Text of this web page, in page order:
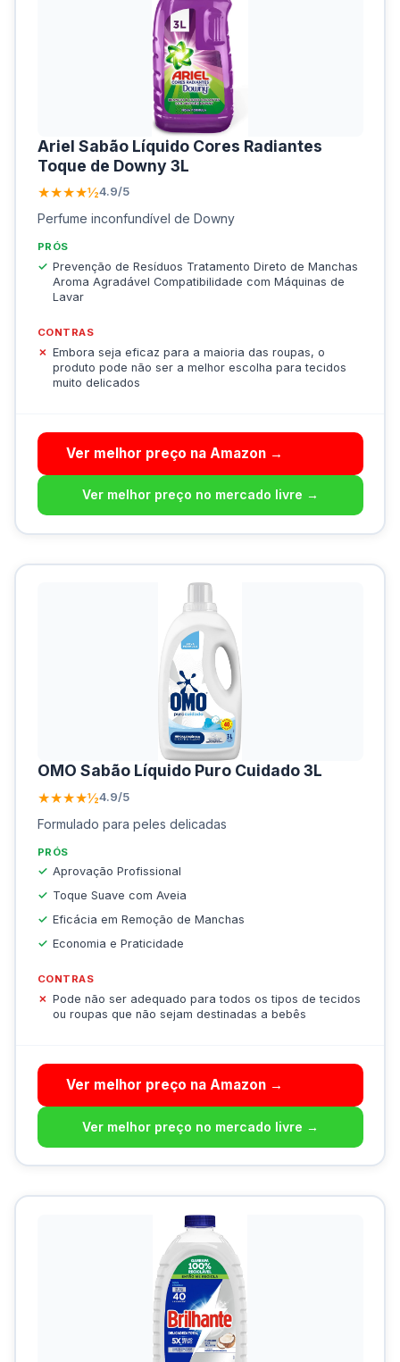
Ariel Sabão Líquido Cores Radiantes
Toque de Downy 3L
★★★★½4.9/5
Perfume inconfundível de Downy
PRÓS
Prevenção de Resíduos Tratamento Direto de Manchas
Aroma Agradável Compatibilidade com Máquinas de
Lavar
CONTRAS
Embora seja eficaz para a maioria das roupas, o
produto pode não ser a melhor escolha para tecidos
muito delicados
Ver melhor preço na Amazon →
Ver melhor preço no mercado livre →
OMO Sabão Líquido Puro Cuidado 3L
★★★★½4.9/5
Formulado para peles delicadas
PRÓS
Aprovação Profissional
Toque Suave com Aveia
Eficácia em Remoção de Manchas
Economia e Praticidade
CONTRAS
Pode não ser adequado para todos os tipos de tecidos
ou roupas que não sejam destinadas a bebês
Ver melhor preço na Amazon →
Ver melhor preço no mercado livre →